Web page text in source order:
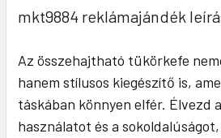
mkt9884 reklámajándék
Az összehajtható tükörkefe
hanem stílusos kiegészítő is,
táskában könnyen elfér. Élvezd
használatot és a